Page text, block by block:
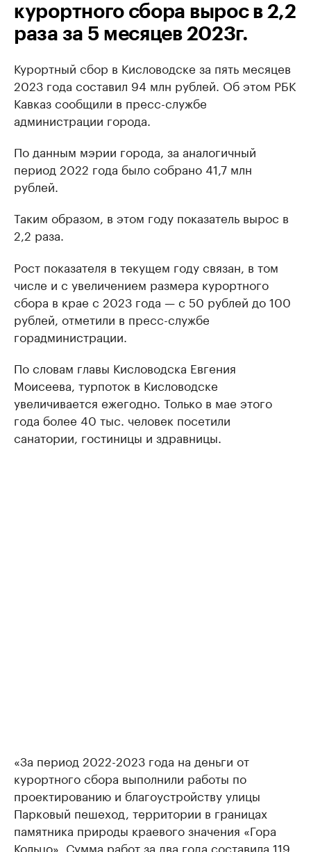
курортного сбора вырос в 2,2
раза за 5 месяцев 2023г.
Курортный сбор в Кисловодске за пять месяцев
2023 года составил 94 млн рублей. Об этом РБК
Кавказ сообщили в пресс-службе
администрации города.
По данным мэрии города, за аналогичный
период 2022 года было собрано 41,7 млн
рублей.
Таким образом, в этом году показатель вырос в
2,2 раза.
Рост показателя в текущем году связан, в том
числе и с увеличением размера курортного
сбора в крае с 2023 года — с 50 рублей до 100
рублей, отметили в пресс-службе
горадминистрации.
По словам главы Кисловодска Евгения
Моисеева, турпоток в Кисловодске
увеличивается ежегодно. Только в мае этого
года более 40 тыс. человек посетили
санатории, гостиницы и здравницы.
«За период 2022-2023 года на деньги от
курортного сбора выполнили работы по
проектированию и благоустройству улицы
Парковый пешеход, территории в границах
памятника природы краевого значения «Гора
Кольцо». Сумма работ за два года составила 119